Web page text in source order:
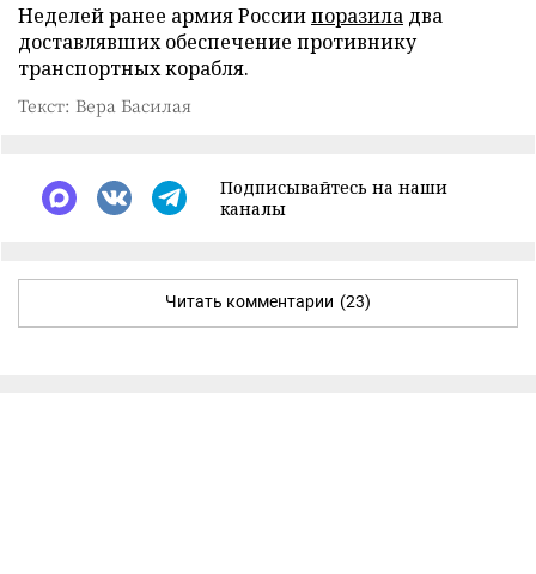
Неделей ранее армия Россиипоразила два
доставлявших обеспечение противнику
транспортных корабля.
Текст: Вера Басилая
Подписывайтесь на наши
каналы
Читать комментарии (23)